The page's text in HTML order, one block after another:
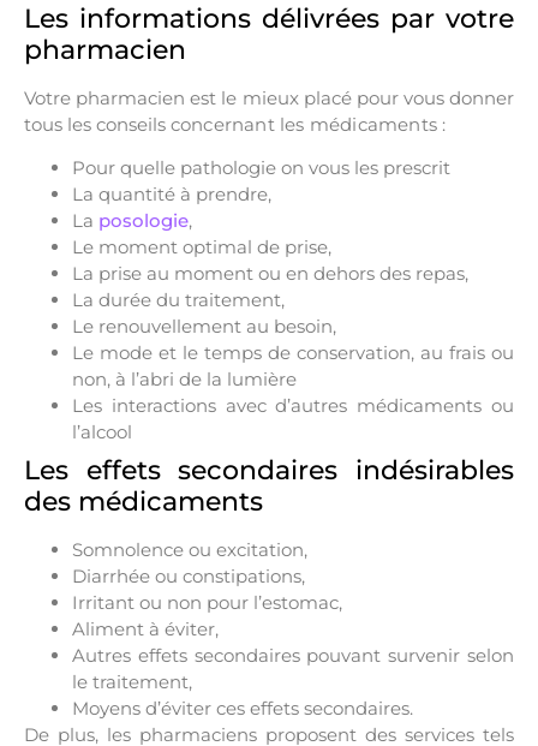
Les informations délivrées par votre
pharmacien
Votre pharmacien est le mieux placé pour vous donner
tous les conseils concernant les médicaments :
Pour quelle pathologie on vous les prescrit
La quantité à prendre,
La posologie,
Le moment optimal de prise,
La prise au moment ou en dehors des repas,
La durée du traitement,
Le renouvellement au besoin,
Le mode et le temps de conservation, au frais ou
non, à l’abri de la lumière
Les interactions avec d’autres médicaments ou
l’alcool
Les effets secondaires indésirables
des médicaments
Somnolence ou excitation,
Diarrhée ou constipations,
Irritant ou non pour l’estomac,
Aliment à éviter,
Autres effets secondaires pouvant survenir selon
le traitement,
Moyens d’éviter ces effets secondaires.
De plus, les pharmaciens proposent des services tels